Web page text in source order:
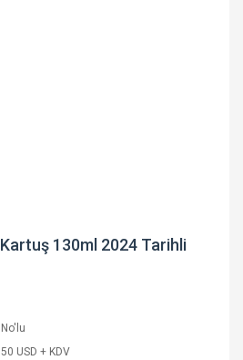
130ml 2024 Tarihli
USD + KDV